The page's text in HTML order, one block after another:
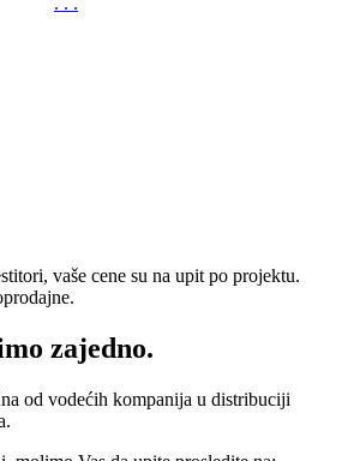
vaše cene su na upit po projektu.
zajedno.
od vodećih kompanija u distribuciji